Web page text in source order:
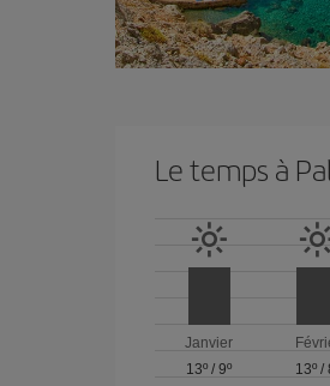
Le temps à
Janvier
13º /9º
13º/